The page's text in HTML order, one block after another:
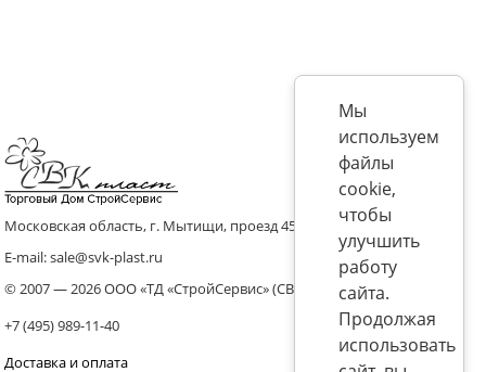
Московская область, г. Мытищи, проезд 4536 владение 8, стр.10
E-mail: sale@svk-plast.ru
© 2007 — 2026 ООО «ТД «СтройСервис» (СВК)
+7 (495) 989-11-40
Доставка и оплата
Мы
используем
файлы
cookie,
чтобы
улучшить
работу
сайта.
Продолжая
использовать